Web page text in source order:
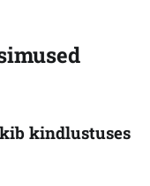
kindlustuses